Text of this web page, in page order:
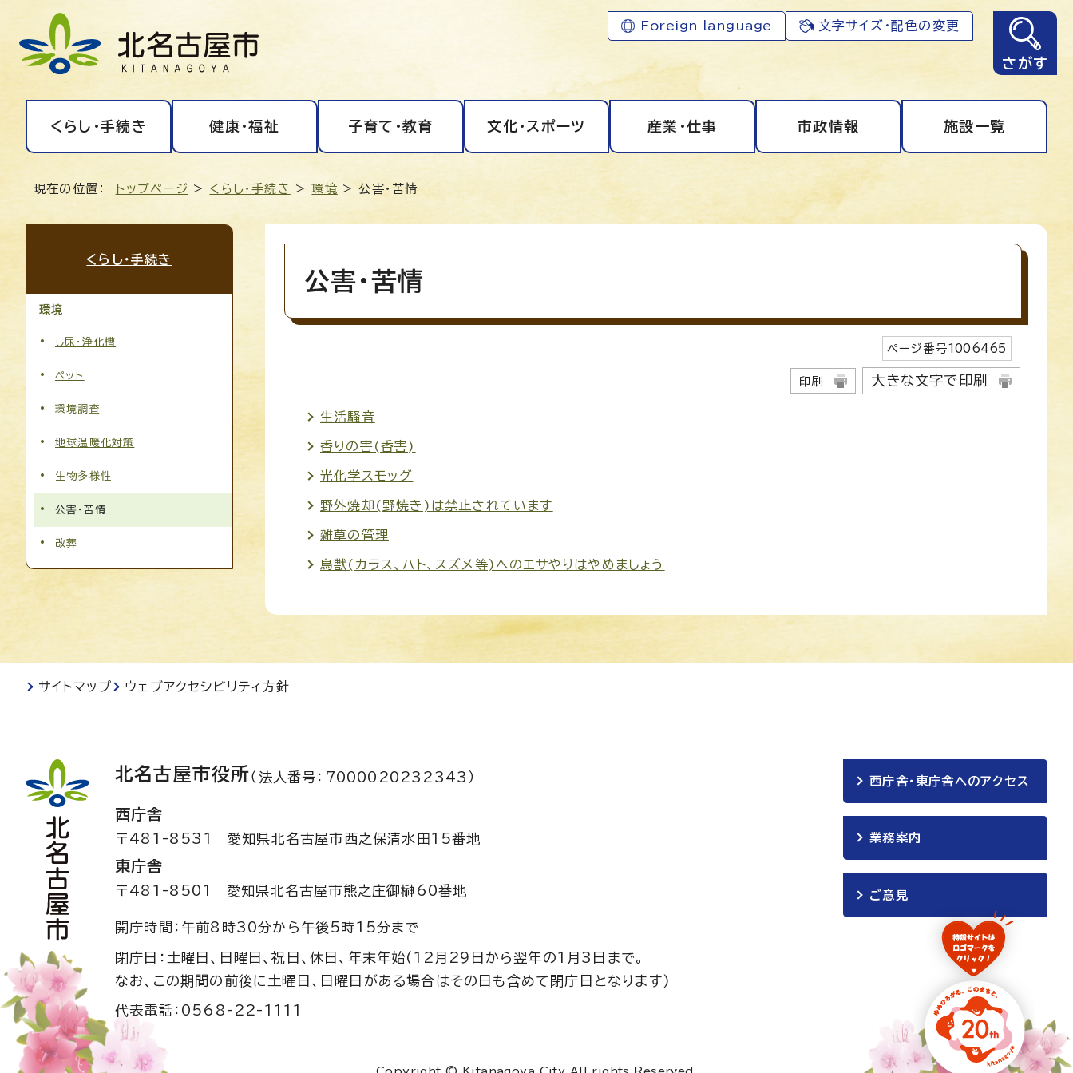
Foreign language 文字サイズ・配色の変更
さがす
くらし・手続き 健康・福祉 子育て・教育 文化・スポーツ 産業・仕事 市政情報 施設一覧
現在の位置： トップページ > くらし・手続き >環境 > 公害・苦情
公害・苦情
ページ番号1006465
印刷 大きな文字で印刷
生活騒音
香りの害(香害)
光化学スモッグ
野外焼却(野焼き)は禁止されています
雑草の管理
鳥獣(カラス、ハト、スズメ等)へのエサやりはやめましょう
くらし・手続き
環境
し尿・浄化槽
ペット
環境調査
地球温暖化対策
生物多様性
公害・苦情
改葬
サイトマップ ウェブアクセシビリティ方針
北名古屋市役所（法人番号：7000020232343）
西庁舎
〒481-8531 愛知県北名古屋市西之保清水田15番地
東庁舎
〒481-8501 愛知県北名古屋市熊之庄御榊60番地
開庁時間：午前8時30分から午後5時15分まで
閉庁日：土曜日、日曜日、祝日、休日、年末年始(12月29日から翌年の1月3日まで。
なお、この期間の前後に土曜日、日曜日がある場合はその日も含めて閉庁日となります)
代表電話：0568-22-1111
西庁舎・東庁舎へのアクセス
業務案内
ご意見